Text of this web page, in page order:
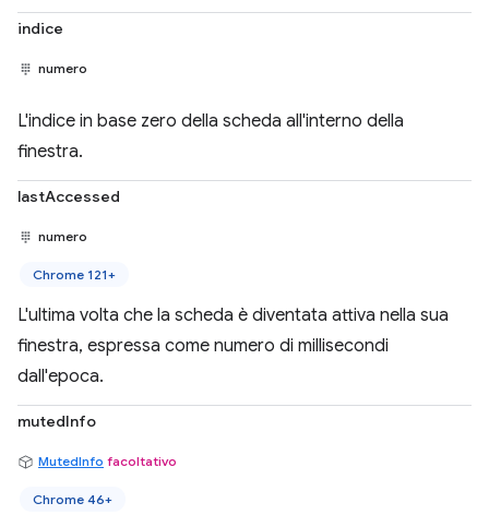
indice
numero
L'indice in base zero della scheda all'interno della
finestra.
lastAccessed
numero
Chrome 121+
L'ultima volta che la scheda è diventata attiva nella sua
finestra, espressa come numero di millisecondi
dall'epoca.
mutedInfo
MutedInfo facoltativo
Chrome 46+